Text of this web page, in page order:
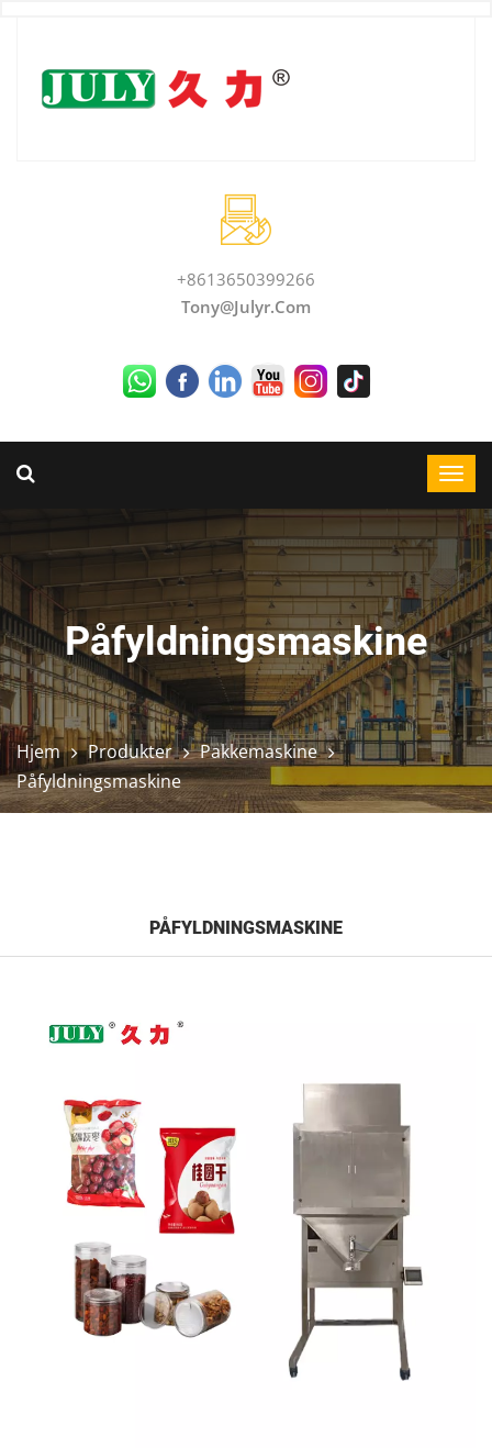
+8613650399266
Tony@julyr.com
Påfyldningsmaskine
Hjem Produkter
Pakkemaskine
Påfyldningsmaskine
PÅFYLDNINGSMASKINE